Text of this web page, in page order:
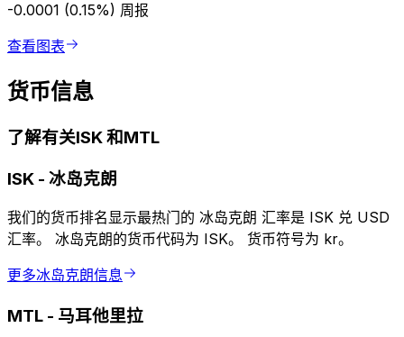
-0.0001 (0.15%) 周报
查看图表
货币信息
了解有关ISK 和MTL
ISK - 冰岛克朗
我们的货币排名显示最热门的 冰岛克朗 汇率是 ISK 兑 USD
汇率。 冰岛克朗的货币代码为 ISK。 货币符号为 kr。
更多冰岛克朗信息
MTL - 马耳他里拉